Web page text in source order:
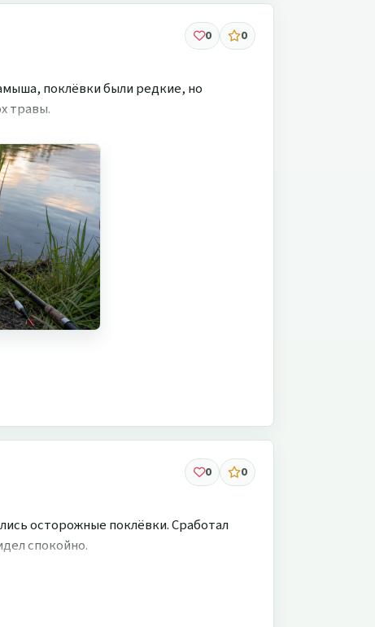
0 0
поклёвки были редкие, но
травы.
0 0
осторожные поклёвки. Сработал
спокойно.